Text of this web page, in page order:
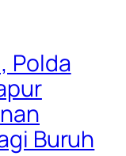
Polda
Buruh